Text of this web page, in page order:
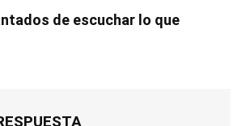
de escuchar lo que